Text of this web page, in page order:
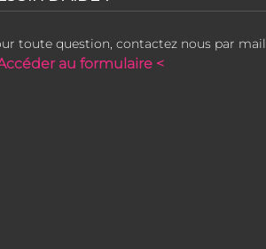
toute question, contactez nous par mail
au formulaire <